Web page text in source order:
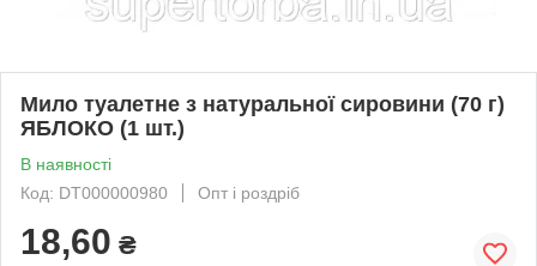
Мило туалетне з натуральної сировини (70 г)
ЯБЛОКО (1 шт.)
В наявності
Код: DT000000980
Опт і роздріб
18,60 ₴